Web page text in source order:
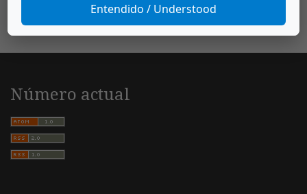
Número actual
Entendido / Understood